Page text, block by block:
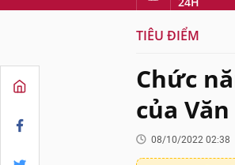
TIÊU ĐIỂM
Chức
của
08/10/2022 02:38